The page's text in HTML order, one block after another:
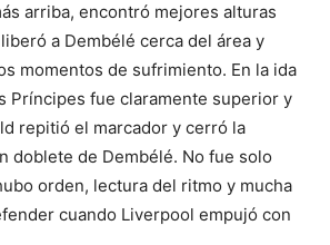
arriba, encontró mejores alturas
a Dembélé cerca del área y
momentos de sufrimiento. En la ida
Príncipes fue claramente superior y
repitió el marcador y cerró la
doblete de Dembélé. No fue solo
orden, lectura del ritmo y mucha
cuando Liverpool empujó con